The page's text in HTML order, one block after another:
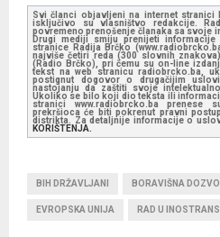
Svi članci objavljeni na internet stranici
isključivo su vlasništvo redakcije.
povremeno prenošenje članaka sa svoje
Drugi mediji smiju prenijeti
stranice Radija Brčko
najviše četiri reda (300 slovnih
(Radio Brčko), pri čemu su on-line
tekst na web stranicu radiobrcko.ba,
postignut dogovor o drugačijim
nastojanju da zaštiti svoje
Ukoliko se bilo koji dio teksta ili
stranici www.radiobrcko.ba prenese
prekršioca će biti pokrenut pravni
distrikta. Za detaljnije informacije o
KORIŠTENJA.
BIH DRŽAVLJANI BORAVIŠNA
EVROPSKA UNIJA RAD U